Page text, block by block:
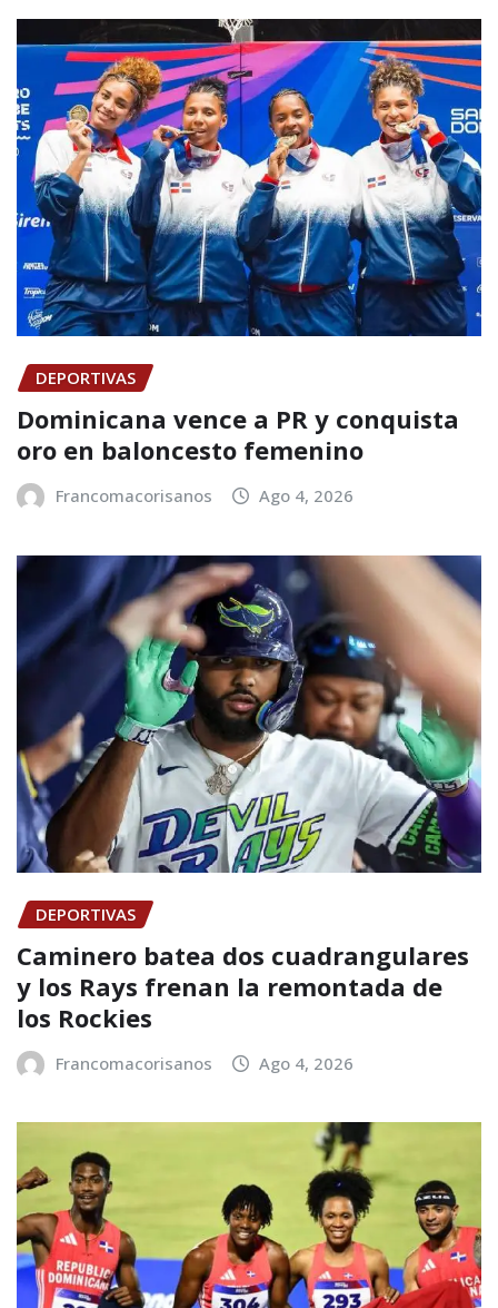
DEPORTIVAS
Dominicana vence a PR y conquista
oro en baloncesto femenino
Francomacorisanos Ago 4, 2026
DEPORTIVAS
Caminero batea dos cuadrangulares
y los Rays frenan la remontada de
los Rockies
Francomacorisanos Ago 4, 2026